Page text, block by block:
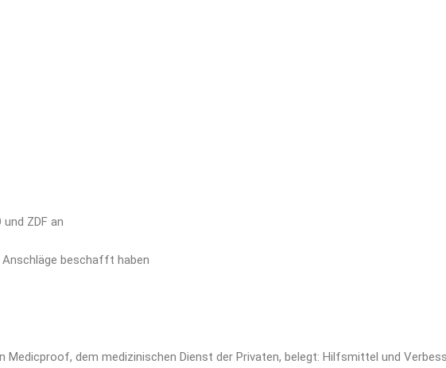
ZDF an
beschafft haben
Medicproof, dem medizinischen Dienst der Privaten, belegt: Hilfsmittel und